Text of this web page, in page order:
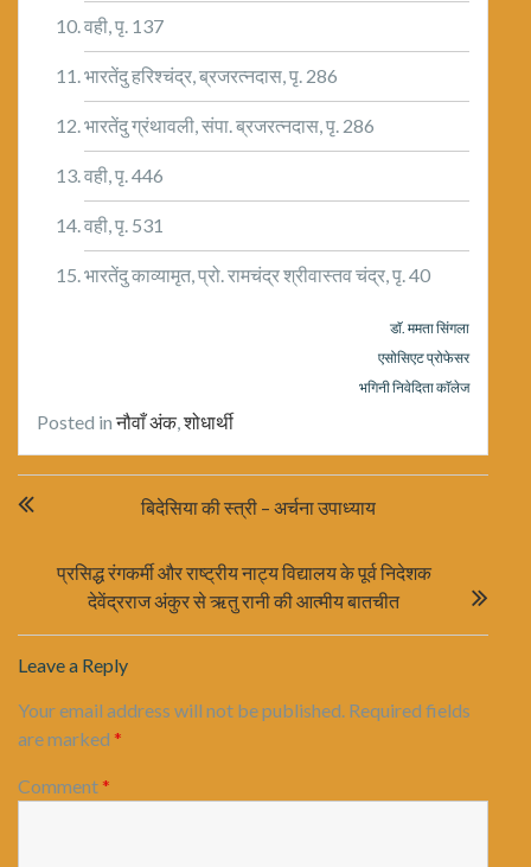
वही, पृ. 137
भारतेंदु हरिश्चंद्र, ब्रजरत्नदास, पृ. 286
भारतेंदु ग्रंथावली, संपा. ब्रजरत्नदास, पृ. 286
वही, पृ. 446
वही, पृ. 531
भारतेंदु काव्यामृत, प्रो. रामचंद्र श्रीवास्तव चंद्र, पृ. 40
डाॅ. ममता सिंगला
एसोसिएट प्रोफेसर
भगिनी निवेदिता काॅलेज
Posted inनौवाँ अंक,शोधार्थी
navigation
बिदेसिया की स्त्री – अर्चना उपाध्याय
प्रसिद्ध रंगकर्मी और राष्ट्रीय नाट्य विद्यालय के पूर्व निदेशक
देवेंद्रराज अंकुर से ऋतु रानी की आत्मीय बातचीत
Leave a Reply
Your email address will not be published. Required fields
are marked *
Comment*